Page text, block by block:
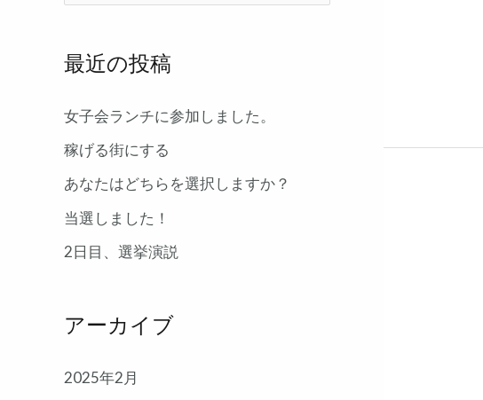
象
最近の投稿
女子会ランチに参加しました。
稼げる街にする
あなたはどちらを選択しますか？
当選しました！
2日目、選挙演説
アーカイブ
2025年2月